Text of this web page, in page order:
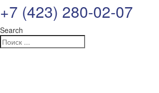
+7 (423) 280-02-07
Search